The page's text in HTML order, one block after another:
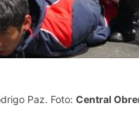
Paz. Foto: Central